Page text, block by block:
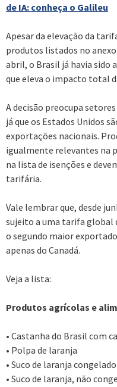
de IA: conheça o Galileu
Apesar da elevação da
produtos listados no
abril, o Brasil já havia sido
que eleva o impacto total
A decisão preocupa
já que os Estados Unidos
exportações nacionais.
igualmente relevantes na
na lista de isenções e
tarifária.
Vale lembrar que, desde
sujeito a uma tarifa global
o segundo maior
apenas do Canadá.
Veja a lista:
Produtos agrícolas e
• Castanha do Brasil com
• Polpa de laranja
• Suco de laranja congelado
• Suco de laranja, não